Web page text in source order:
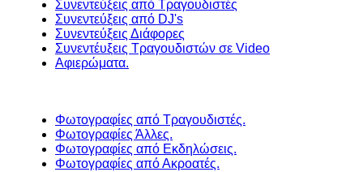
Συνεντεύξεις από Τραγουδιστές
Συνεντεύξεις από DJ's
Συνεντεύξεις Διάφορες
Συνεντέυξεις Τραγουδιστών σε Video
Αφιερώματα.
Φωτογραφίες από Τραγουδιστές.
Φωτογραφίες Άλλες.
Φωτογραφίες από Εκδηλώσεις.
Φωτογραφίες από Ακροατές.